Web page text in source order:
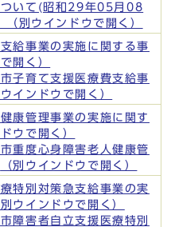
ついて(昭和29年05月08
（別ウインドウで開く）
給事業の実施に関する事
開く）
子育て支援医療費支給事
ウインドウで開く）
康管理事業の実施に関す
ウで開く）
重度心身障害老人健康管
（別ウインドウで開く）
特別対策急支給事業の実
別ウインドウで開く）
障害者自立支援医療特別